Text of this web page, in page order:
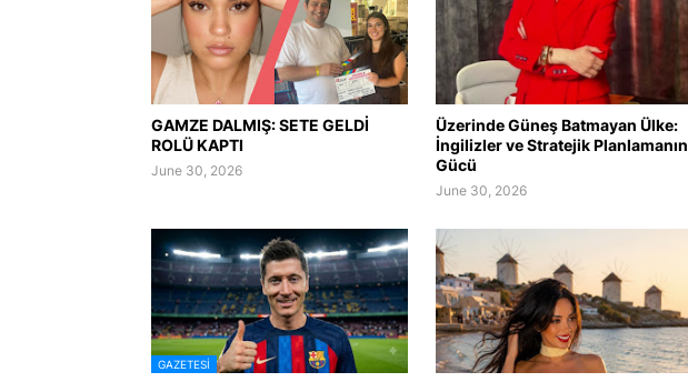
GAMZE DALMIŞ: SETE GELDİ
ROLÜ KAPTI
June 30, 2026
Üzerinde Güneş Batmayan Ülke:
İngilizler ve Stratejik Planlamanın
Gücü
June 30, 2026
GAZETESI